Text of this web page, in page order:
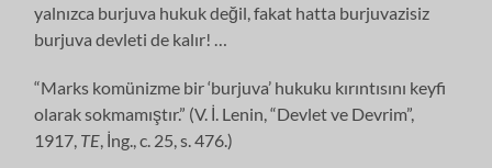
yalnızca burjuva hukuk değil, fakat hatta burjuvazisiz
burjuva devleti de kalır! …
“Marks komünizme bir ‘burjuva’ hukuku kırıntısını keyfi
olarak sokmamıştır.” (V. İ. Lenin, “Devlet ve Devrim”,
1917, TE , İng., c. 25, s. 476.)